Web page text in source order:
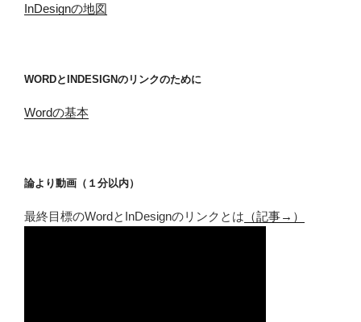
InDesignの地図
WORDとINDESIGNのリンクのために
Wordの基本
論より動画（１分以内）
最終目標のWordとInDesignのリンクとは （記事→）